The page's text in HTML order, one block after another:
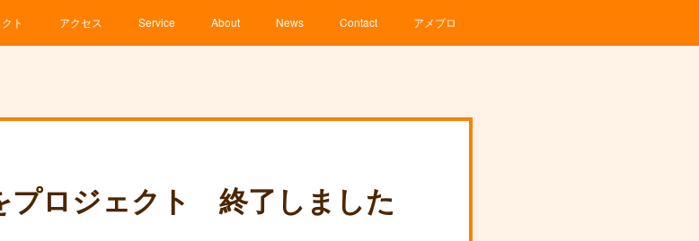
ト アクセス Service About News Contact アメブロ
プロジェクト 終了しました